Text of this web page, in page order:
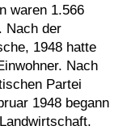
waren 1.566
Nach der
1948 hatte
Nach
Partei
1948 begann